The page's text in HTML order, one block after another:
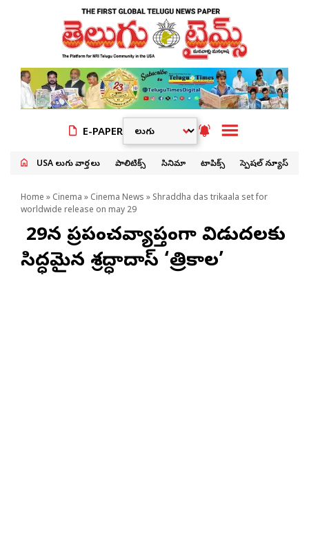
E-PAPER
USA తెలుగు వార్తలు పాలిటిక్స్ సినిమా టాపిక్స్ స్పెషల్ న్యూస్
Home » Cinema » Cinema News » Shraddha das trikaala set for
worldwide release on may 29
మే 29న ప్రపంచవ్యాప్తంగా విడుదలకు
సిద్ధమైన శ్రద్ధాదాస్ ‘త్రికాల’